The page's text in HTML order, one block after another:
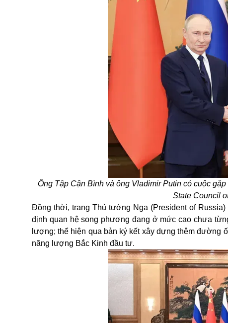
Ông Tập Cận Bình và ông Vladimir Putin có cuộc
State Council
Đồng thời, trang Thủ tướng Nga (President of
định quan hệ song phương đang ở mức cao chưa
lượng; thể hiện qua bản ký kết xây dựng thêm đường
năng lượng Bắc Kinh đầu tư.